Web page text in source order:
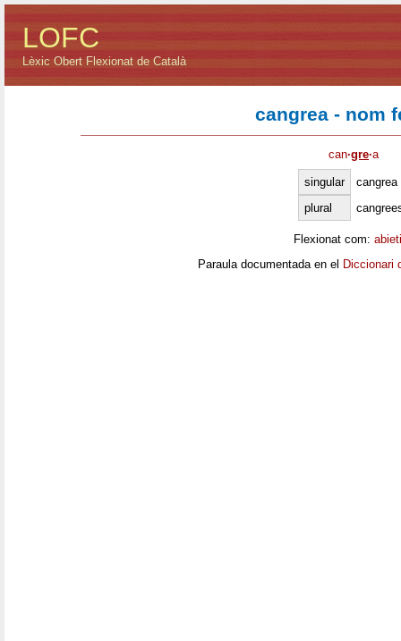
LOFC
Lèxic Obert Flexionat de Català
cangrea - nom
can·gre·a
singular
cangrea
plural
Flexionat com:
Paraula documentada en el Diccionari